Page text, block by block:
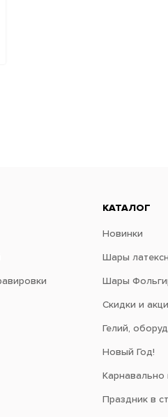
КАТАЛОГ
Новинки
Шары
Шары
Скидки и
Гелий,
Новый Год!
Карнавально
Праздник в